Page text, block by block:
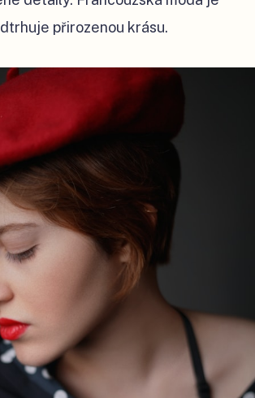
přirozenou krásu.